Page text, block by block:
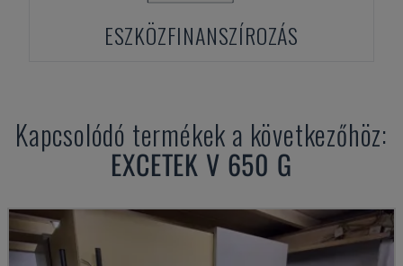
ESZKÖZFINANSZÍROZÁS
Kapcsolódó termékek a következőhöz:
EXCETEK V 650 G